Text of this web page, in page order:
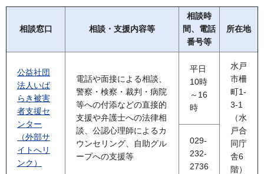
相談窓口 相談・支援内容等
相談時
間、電話
番号等
所在地
公益社団
法人いば
らき被害
者支援セ
ンター
（外部サ
イトへリ
ンク）
電話や面接による相談、
警察・検察・裁判・病院
等への付添などの直接的
支援や弁護士への法律相
談、公認心理師によるカ
ウンセリング、自助グル
ープへの支援等
平日
10時
～16
時
水戸
市柵
町1-
3-1
（水
戸合
同庁
舎6
階）
029-
232-
2736